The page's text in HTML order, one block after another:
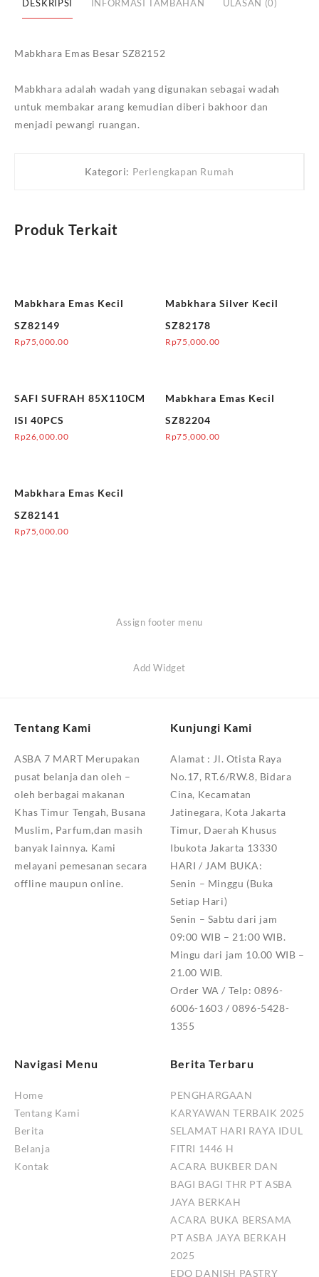
DESKRIPSI INFORMASI TAMBAHAN ULASAN (0)
Mabkhara Emas Besar SZ82152
Mabkhara adalah wadah yang digunakan sebagai wadah
untuk membakar arang kemudian diberi bakhoor dan
menjadi pewangi ruangan.
Kategori: Perlengkapan Rumah
Produk Terkait
Mabkhara Emas Kecil
SZ82149
Rp75,000.00
Mabkhara Silver Kecil
SZ82178
Rp75,000.00
SAFI SUFRAH 85X110CM
ISI 40PCS
Rp26,000.00
Mabkhara Emas Kecil
SZ82204
Rp75,000.00
Mabkhara Emas Kecil
SZ82141
Rp75,000.00
Assign footer menu
Add Widget
Tentang Kami
ASBA 7 MART Merupakan
pusat belanja dan oleh –
oleh berbagai makanan
Khas Timur Tengah, Busana
Muslim, Parfum,dan masih
banyak lainnya. Kami
melayani pemesanan secara
offline maupun online.
Kunjungi Kami
Alamat : Jl. Otista Raya
No.17, RT.6/RW.8, Bidara
Cina, Kecamatan
Jatinegara, Kota Jakarta
Timur, Daerah Khusus
Ibukota Jakarta 13330
HARI / JAM BUKA:
Senin – Minggu (Buka
Setiap Hari)
Senin – Sabtu dari jam
09:00 WIB – 21:00 WIB.
Mingu dari jam 10.00 WIB –
21.00 WIB.
Order WA / Telp: 0896-
6006-1603 / 0896-5428-
1355
Navigasi Menu
Home
Tentang Kami
Berita
Belanja
Kontak
Berita Terbaru
PENGHARGAAN
KARYAWAN TERBAIK 2025
SELAMAT HARI RAYA IDUL
FITRI 1446 H
ACARA BUKBER DAN
BAGI BAGI THR PT ASBA
JAYA BERKAH
ACARA BUKA BERSAMA
PT ASBA JAYA BERKAH
2025
EDO DANISH PASTRY